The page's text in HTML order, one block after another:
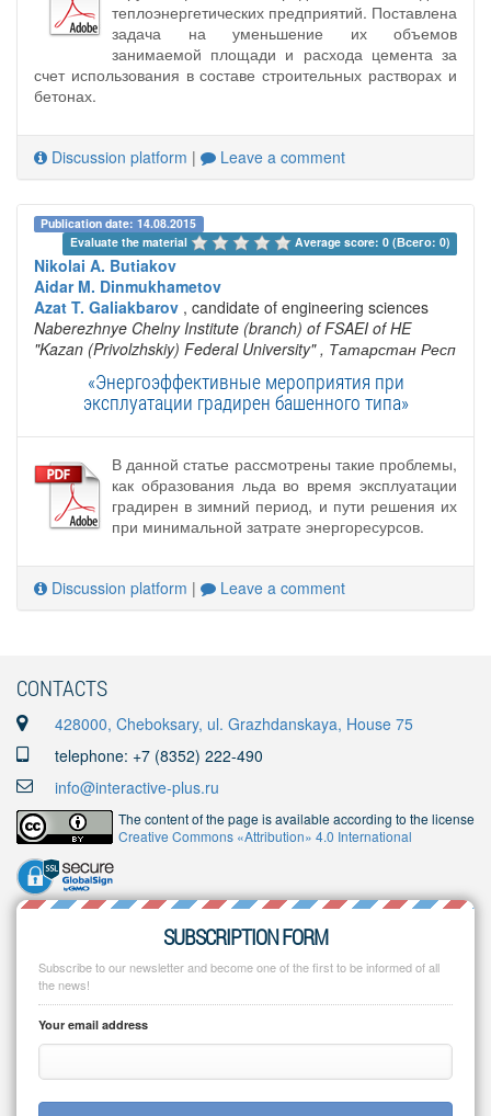
теплоэнергетических предприятий. Поставлена
задача на уменьшение их объемов
занимаемой площади и расхода цемента за
счет использования в составе строительных растворах и
бетонах.
Discussion platform | Leave a comment
Publication date: 14.08.2015
Evaluate the material
Average score: 0 (Всего: 0)
Nikolai A. Butiakov
Aidar M. Dinmukhametov
Azat T. Galiakbarov , candidate of engineering sciences
Naberezhnye Chelny Institute (branch) of FSAEI of HE
"Kazan (Privolzhskiy) Federal University" , Татарстан Респ
«Энергоэффективные мероприятия при
эксплуатации градирен башенного типа»
В данной статье рассмотрены такие проблемы,
как образования льда во время эксплуатации
градирен в зимний период, и пути решения их
при минимальной затрате энергоресурсов.
Discussion platform | Leave a comment
CONTACTS
428000, Cheboksary, ul. Grazhdanskaya, House 75
telephone: +7 (8352) 222-490
info@interactive-plus.ru
The content of the page is available according to the license
Creative Commons «Attribution» 4.0 International
SUBSCRIPTION FORM
Subscribe to our newsletter and become one of the first to be informed of all
the news!
Your email address